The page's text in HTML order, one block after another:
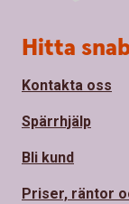
Sidfot
Hitta
Kontakta oss
Spärrhjälp
Bli kund
Priser, räntor